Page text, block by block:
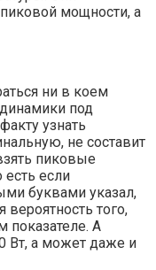
мощности, а
ни в коем
под
узнать
не составит
пиковые
есть если
буквами указал,
вероятность того,
показателе. А
Вт, а может даже и